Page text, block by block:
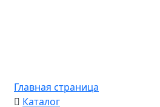
Главная страница
Каталог